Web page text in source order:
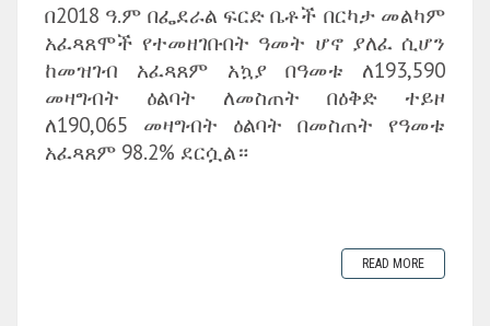
በ2018 ዓ.ም በፌደራል ፍርድ ቤቶች በርካታ መልካም
አፈጻጸሞች የተመዘገቡበት ዓመት ሆኖ ያለፈ ሲሆን
ከመዝገብ አፈጻጸም አኳያ በዓመቱ ለ193,590
መዛግብት ዕልባት ለመስጠት በዕቅድ ተይዞ
ለ190,065 መዛግብት ዕልባት በመስጠት የዓመቱ
አፈጻጸም 98.2% ደርሷል።
READ MORE